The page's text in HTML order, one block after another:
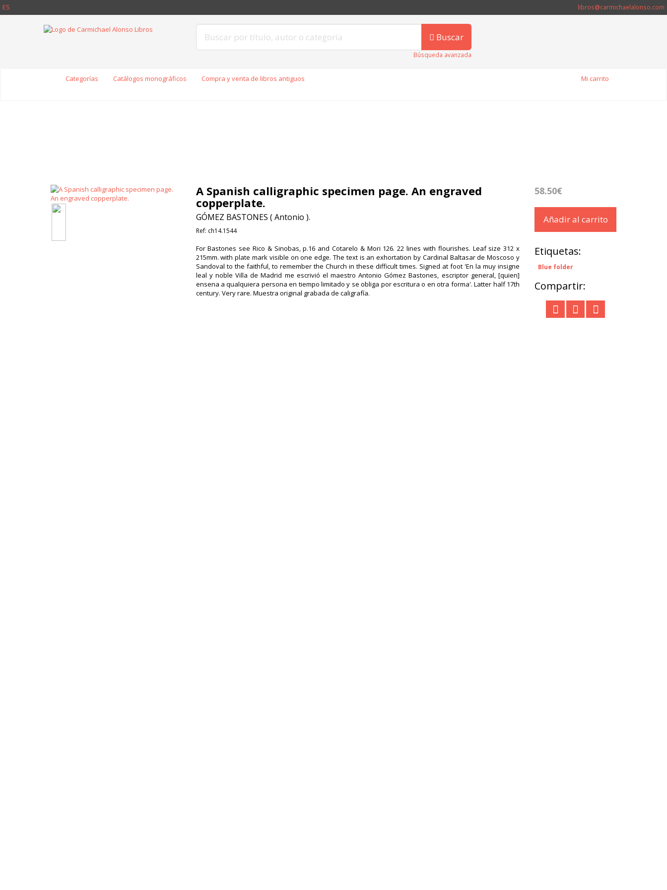
ES libros@carmichaelalonso.com
Buscar
Búsqueda avanzada
Categorías Catálogos monográficos Compra y venta de libros antiguos Mi carrito
A Spanish calligraphic specimen page. An engraved
copperplate.
GÓMEZ BASTONES ( Antonio ).
Ref: ch14.1544
For Bastones see Rico & Sinobas, p.16 and Cotarelo & Mori 126. 22 lines with flourishes. Leaf size 312 x
215mm. with plate mark visible on one edge. The text is an exhortation by Cardinal Baltasar de Moscoso y
Sandoval to the faithful, to remember the Church in these difficult times. Signed at foot 'En la muy insigne
leal y noble Villa de Madrid me escrivió el maestro Antonio Gómez Bastones, escriptor general, [quien]
ensena a qualquiera persona en tiempo limitado y se obliga por escritura o en otra forma'. Latter half 17th
century. Very rare. Muestra original grabada de caligrafía.
58.50€
Añadir al carrito
Etiquetas:
Blue folder
Compartir: